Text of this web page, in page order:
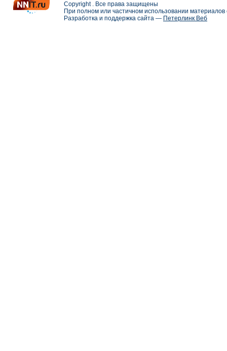
Copyright . Все права защищены
При полном или частичном использовании
Разработка и поддержка сайта — Петерлинк Веб